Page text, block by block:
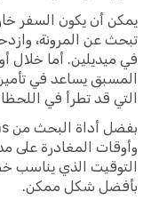
يمكن أن يكون السفر
تبحث عن المرونة،
في ميديلين. أما خلال
المسبق يساعد في
التي قد تطرأ في
وأوقات المغادرة على
التوقيت الذي يناسب
بأفضل شكل ممكن.